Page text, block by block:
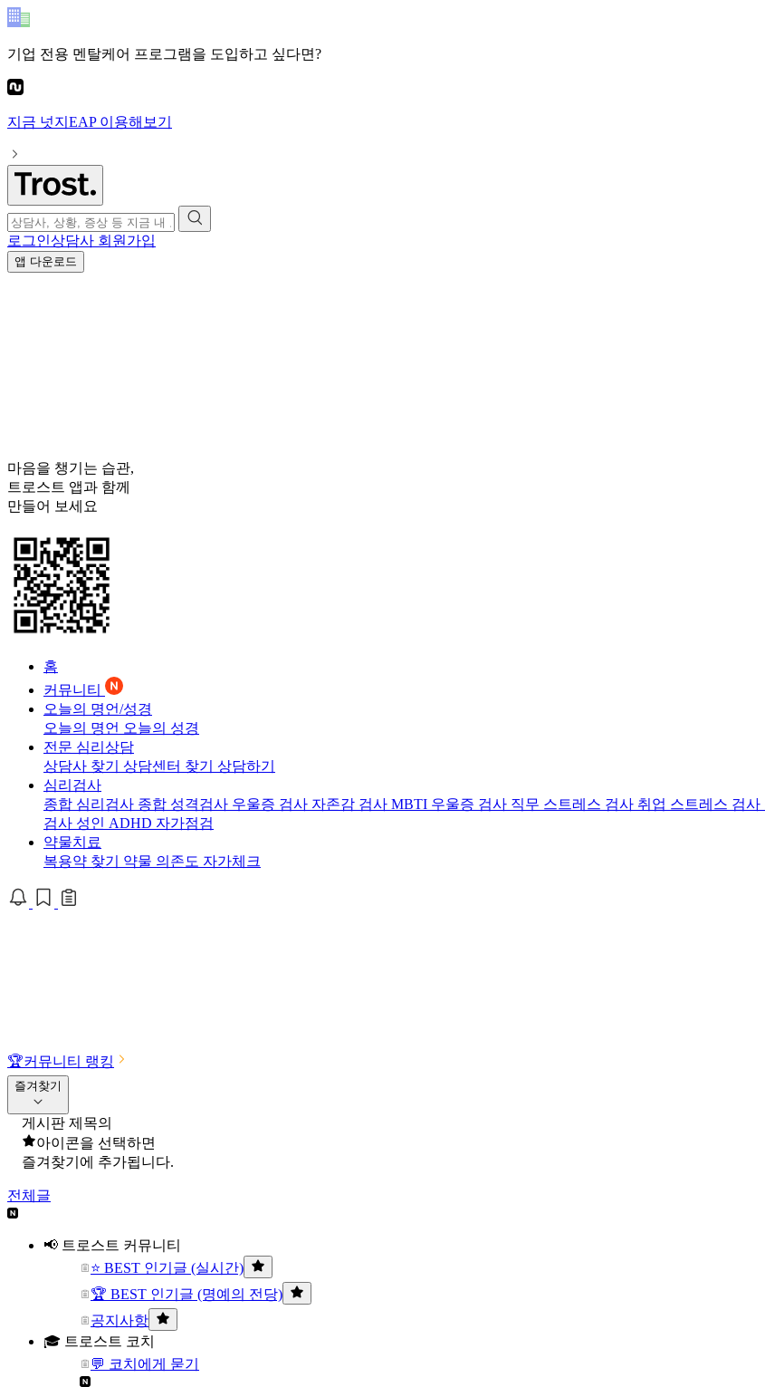
기업 전용 멘탈케어 프로그램을 도입하고 싶다면?
지금 넛지EAP이용해보기
로그인상담사 회원가입
앱 다운로드
마음을 챙기는 습관,
트로스트 앱과 함께
만들어 보세요
홈
커뮤니티
오늘의 명언/성경
오늘의 명언 오늘의 성경
전문 심리상담
상담사 찾기 상담센터 찾기 상담하기
심리검사
종합 심리검사 종합 성격검사 우울증 검사 자존감 검사 MBTI 우울증 검사 직무 스트레스 검사 취업 스트레스 검사
검사 성인 ADHD 자가점검
약물치료
복용약 찾기 약물 의존도 자가체크
🏆커뮤니티 랭킹
즐겨찾기
게시판 제목의
아이콘을 선택하면
즐겨찾기에 추가됩니다.
전체글
📢 트로스트 커뮤니티
⭐ BEST 인기글 (실시간)
🏆 BEST 인기글 (명예의 전당)
공지사항
🎓 트로스트 코치
💬 코치에게 묻기